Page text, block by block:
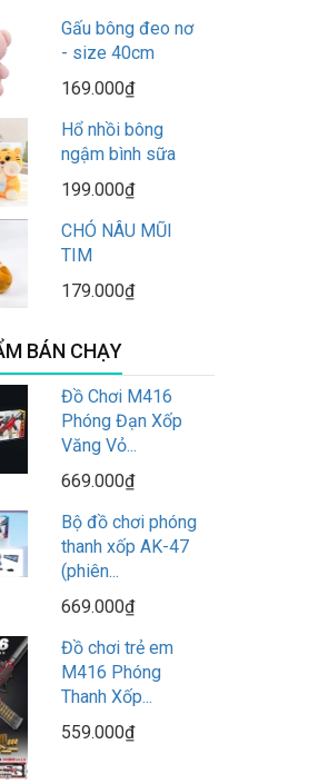
Gấu bông đeo nơ
- size 40cm
169.000₫
Hổ nhồi bông
ngậm bình sữa
199.000₫
CHÓ NÂU MŨI
TIM
179.000₫
BÁN CHẠY
Đồ Chơi M416
Phóng Đạn Xốp
Văng Vỏ...
669.000₫
Bộ đồ chơi phóng
thanh xốp AK-47
(phiên...
669.000₫
Đồ chơi trẻ em
M416 Phóng
Thanh Xốp...
559.000₫